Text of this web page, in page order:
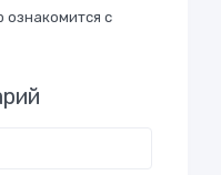
ознакомится с